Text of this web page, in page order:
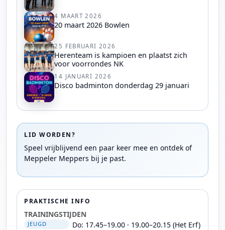
4 MAART 2026
20 maart 2026 Bowlen
25 FEBRUARI 2026
Herenteam is kampioen en plaatst zich
voor voorrondes NK
14 JANUARI 2026
Disco badminton donderdag 29 januari
LID WORDEN?
Speel vrijblijvend een paar keer mee en ontdek of
Meppeler Meppers bij je past.
PRAKTISCHE INFO
TRAININGSTIJDEN
JEUGD Do: 17.45–19.00 · 19.00–20.15 (Het Erf)